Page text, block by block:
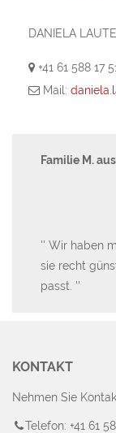
DANIELA
+41 61 588 17
Mail:
Familie M.
Wir haben
sie recht
passt.
KONTAKT
Nehmen Sie
Telefon: +41 61